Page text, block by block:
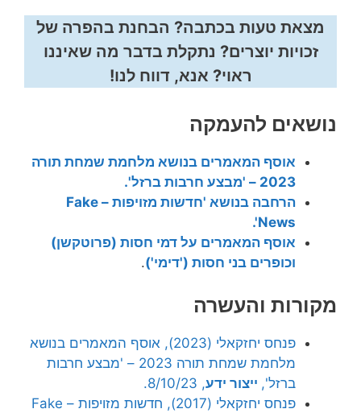
מצאת טעות בכתבה? הבחנת בהפרה של
זכויות יוצרים? נתקלת בדבר מה שאיננו
ראוי? אנא, דווח לנו!
נושאים להעמקה
אוסף המאמרים בנושא מלחמת שמחת תורה
2023 – 'מבצע חרבות ברזל'.
הרחבה בנושא 'חדשות מזויפות – Fake
News'.
אוסף המאמרים על דמי חסות (פרוטקשן)
וכופרים בני חסות ('דימי').
מקורות והעשרה
פנחס יחזקאלי (2023), אוסף המאמרים בנושא
מלחמת שמחת תורה 2023 – 'מבצע חרבות
ברזל', ייצור ידע, 8/10/23.
פנחס יחזקאלי (2017), חדשות מזויפות – Fake